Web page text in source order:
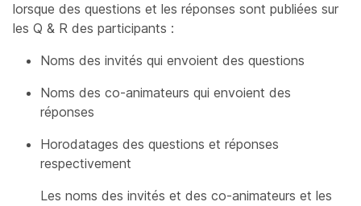
lorsque des questions et les réponses sont publiées sur
les Q & R des participants :
Noms des invités qui envoient des questions
Noms des co-animateurs qui envoient des
réponses
Horodatages des questions et réponses
respectivement
Les noms des invités et des co-animateurs et les